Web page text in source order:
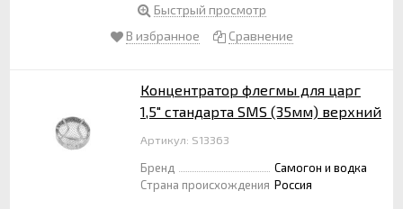
Быстрый просмотр
В избранное
Сравнение
Концентратор флегмы для царг
1,5" стандарта SMS (35мм) верхний
Артикул: S13363
Бренд
Самогон и водка
Страна происхождения Россия